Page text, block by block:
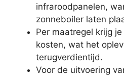
infraroodpanelen,
zonneboiler laten
Per maatregel krijg
kosten, wat het
terugverdientijd.
Voor de uitvoering